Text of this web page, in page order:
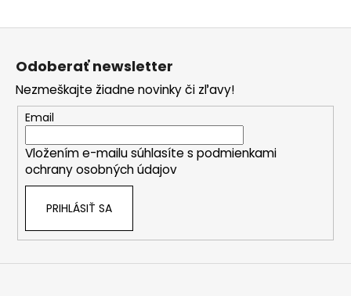
Odoberať newsletter
Nezmeškajte žiadne novinky či zľavy!
Email
Vložením e-mailu súhlasíte s podmienkami
ochrany osobných údajov
PRIHLÁSIŤ SA